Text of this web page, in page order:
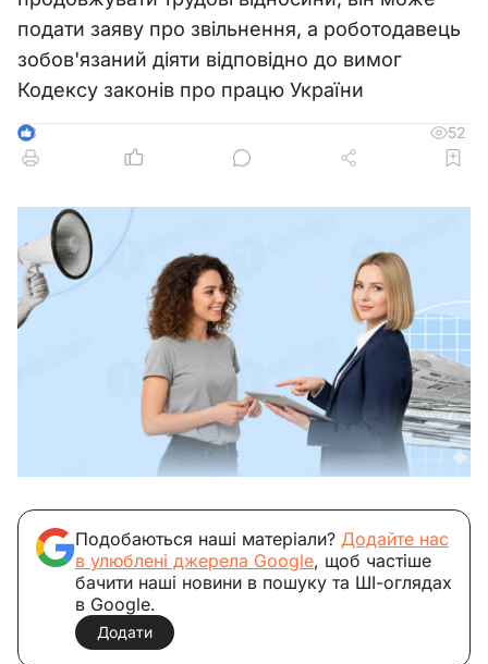
подати заяву про звільнення, а роботодавець
зобов'язаний діяти відповідно до вимог
Кодексу законів про працю України
3 52
Подобаються наші матеріали? Додайте нас
в улюблені джерела Google, щоб частіше
бачити наші новини в пошуку та ШІ-оглядах
в Google.
Додати